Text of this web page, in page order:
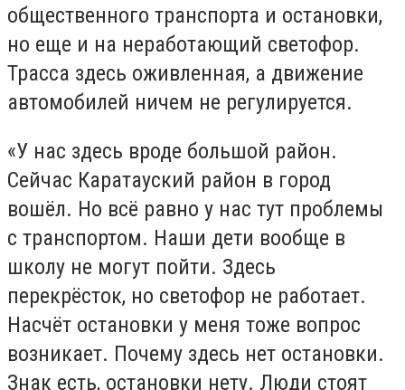
общественного транспорта и остановки,
но еще и на неработающий светофор.
Трасса здесь оживленная, а движение
автомобилей ничем не регулируется.
«У нас здесь вроде большой район.
Сейчас Каратауский район в город
вошёл. Но всё равно у нас тут проблемы
с транспортом. Наши дети вообще в
школу не могут пойти. Здесь
перекрёсток, но светофор не работает.
Насчёт остановки у меня тоже вопрос
возникает. Почему здесь нет остановки.
Знак есть, остановки нету. Люди стоят